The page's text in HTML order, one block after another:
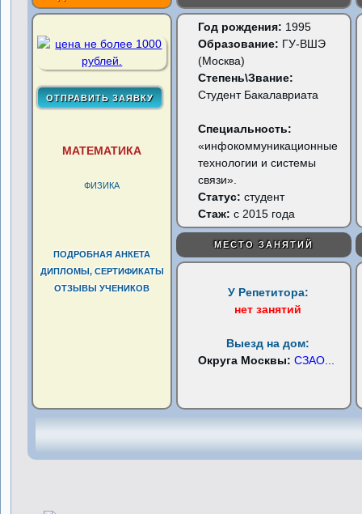
МАТЕМАТИКА
ФИЗИКА
ПОДРОБНАЯ АНКЕТА
ДИПЛОМЫ, СЕРТИФИКАТЫ
ОТЗЫВЫ УЧЕНИКОВ
Год рождения: 1995
Образование: ГУ-ВШЭ
(Москва)
Степень\Звание:
Студент Бакалавриата
Специальность:
«инфокоммуникационные
технологии и системы
связи».
Статус:студент
Стаж: с 2015 года
МЕСТО ЗАНЯТИЙ
У Репетитора:
нет занятий
Выезд на дом:
Округа Москвы:СЗАО